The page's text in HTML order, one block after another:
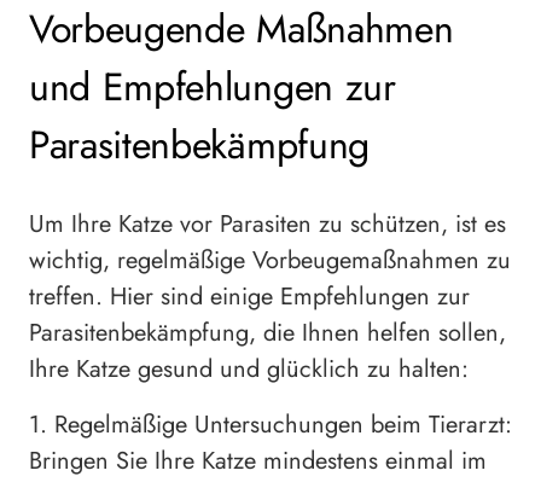
Vorbeugende Maßnahmen
und Empfehlungen zur
Parasitenbekämpfung
Um Ihre Katze vor Parasiten zu schützen, ist es
wichtig, regelmäßige Vorbeugemaßnahmen zu
treffen. Hier sind einige Empfehlungen zur
Parasitenbekämpfung, die Ihnen helfen sollen,
Ihre Katze gesund und glücklich zu halten:
1. Regelmäßige Untersuchungen beim Tierarzt:
Bringen Sie Ihre Katze mindestens einmal im